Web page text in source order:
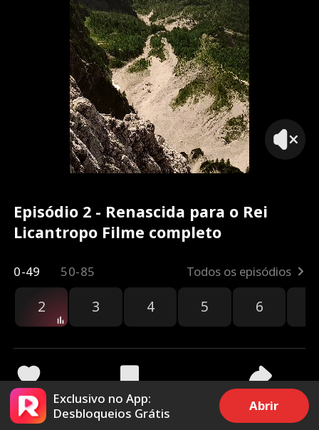
Episódio 2 - Renascida para o Rei
Licantropo Filme completo
0-49 50-85 Todos os episódios
2 3 4 5 6
1.8k 30.7k Compartilhar
Exclusivo no App:
Desbloqueios Grátis
Abrir